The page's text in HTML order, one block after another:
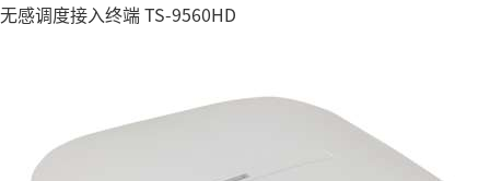
无感调度接入终端 TS-9560HD